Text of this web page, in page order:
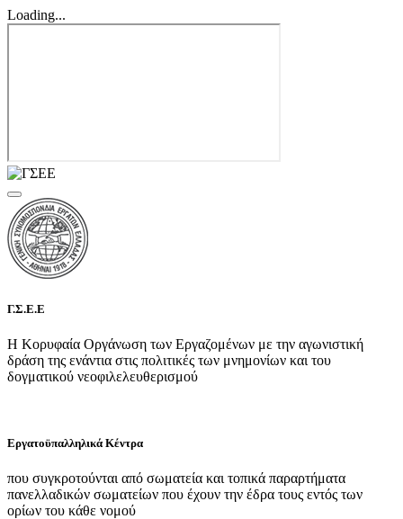
Loading...
Γ.Σ.Ε.Ε
Η Κορυφαία Οργάνωση των Εργαζομένων με την αγωνιστική
δράση της ενάντια στις πολιτικές των μνημονίων και του
δογματικού νεοφιλελευθερισμού
Εργατοϋπαλληλικά Κέντρα
που συγκροτούνται από σωματεία και τοπικά παραρτήματα
πανελλαδικών σωματείων που έχουν την έδρα τους εντός των
ορίων του κάθε νομού